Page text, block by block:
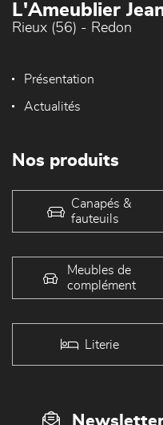
L'Ameublier
Rieux (56) - Redon
Présentation
Actualités
Nos produits
Canapés &
fauteuils
Meubles de
complément
Literie